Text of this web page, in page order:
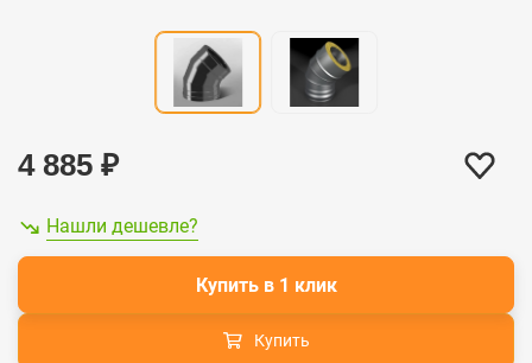
4 885 ₽
Нашли дешевле?
Купить
Купить в 1 клик